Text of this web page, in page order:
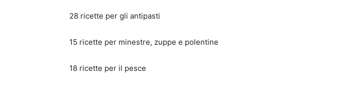
28 ricette per gli antipasti
15 ricette per minestre, zuppe e polentine
18 ricette per il pesce